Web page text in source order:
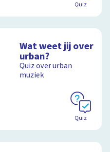
Quiz
Wat weet jij over
urban?
Quiz over urban
muziek
Quiz